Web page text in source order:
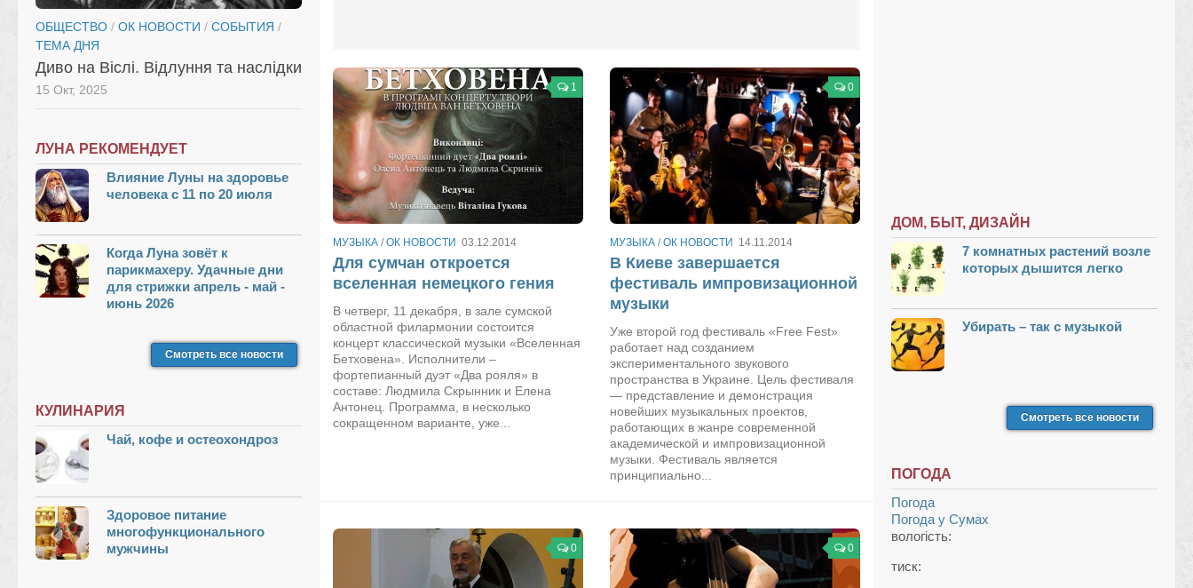
1
МУЗЫКА /ОК НОВОСТИ 03.12.2014
Для сумчан откроется
вселенная немецкого гения
В четверг, 11 декабря, в зале сумской
областной филармонии состоится
концерт классической музыки «Вселенная
Бетховена». Исполнители –
фортепианный дуэт «Два рояля» в
составе: Людмила Скрынник и Елена
Антонец. Программа, в несколько
сокращенном варианте, уже...
0
МУЗЫКА /ОК НОВОСТИ 14.11.2014
В Киеве завершается
фестиваль импровизационной
музыки
Уже второй год фестиваль «Free Fest»
работает над созданием
экспериментального звукового
пространства в Украине. Цель фестиваля
— представление и демонстрация
новейших музыкальных проектов,
работающих в жанре современной
академической и импровизационной
музыки. Фестиваль является
принципиально...
0 0
ОБЩЕСТВО / ОК НОВОСТИ / СОБЫТИЯ /
ТЕМА ДНЯ
Диво на Віслі. Відлуння та наслідки
15 Окт, 2025
ЛУНА РЕКОМЕНДУЕТ
Влияние Луны на здоровье
человека с 11 по 20 июля
Когда Луна зовёт к
парикмахеру. Удачные дни
для стрижки апрель - май -
июнь 2026
Смотреть все новости
КУЛИНАРИЯ
Чай, кофе и остеохондроз
Здоровое питание
многофункционального
мужчины
ДОМ, БЫТ, ДИЗАЙН
7 комнатных растений возле
которых дышится легко
Убирать – так с музыкой
Смотреть все новости
ПОГОДА
Погода
Погода у Сумах
вологість:
тиск: